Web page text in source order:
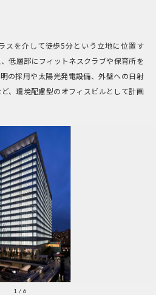
スを介して徒歩5分という立地に位置す
低層部にフィットネスクラブや保育所を
の採用や太陽光発電設備、外壁への日射
、環境配慮型のオフィスビルとして計画
1 / 6